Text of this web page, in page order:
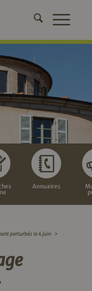
Annuaires
perturbés le 4 juin >